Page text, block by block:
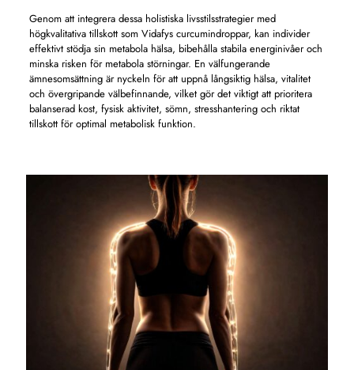
Genom att integrera dessa holistiska livsstilsstrategier med
högkvalitativa tillskott som Vidafys curcumindroppar, kan individer
effektivt stödja sin metabola hälsa, bibehålla stabila energinivåer och
minska risken för metabola störningar. En välfungerande
ämnesomsättning är nyckeln för att uppnå långsiktig hälsa, vitalitet
och övergripande välbefinnande, vilket gör det viktigt att prioritera
balanserad kost, fysisk aktivitet, sömn, stresshantering och riktat
tillskott för optimal metabolisk funktion.